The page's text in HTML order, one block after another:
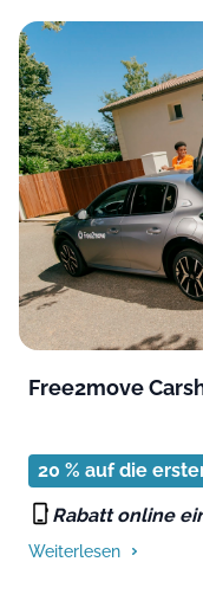
Free2move
20 % auf die
Rabatt online
Weiterlesen